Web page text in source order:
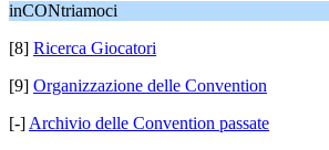
inCONtriamoci
[8] Ricerca Giocatori
[9] Organizzazione delle Convention
[-] Archivio delle Convention passate